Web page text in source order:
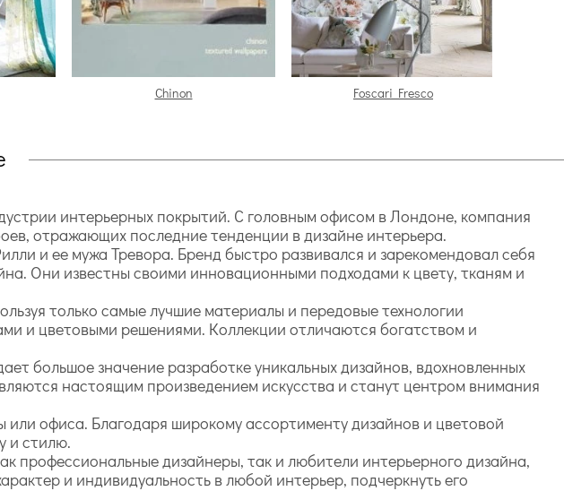
Chinon Foscari Fresco
интерьерных покрытий. С головным офисом в Лондоне, компания
отражающих последние тенденции в дизайне интерьера.
и ее мужа Тревора. Бренд быстро развивался и зарекомендовал себя
Они известны своими инновационными подходами к цвету, тканям и
только самые лучшие материалы и передовые технологии
и цветовыми решениями. Коллекции отличаются богатством и
большое значение разработке уникальных дизайнов, вдохновленных
настоящим произведением искусства и станут центром внимания
офиса. Благодаря широкому ассортименту дизайнов и цветовой
и стилю.
профессиональные дизайнеры, так и любители интерьерного дизайна,
и индивидуальность в любой интерьер, подчеркнуть его